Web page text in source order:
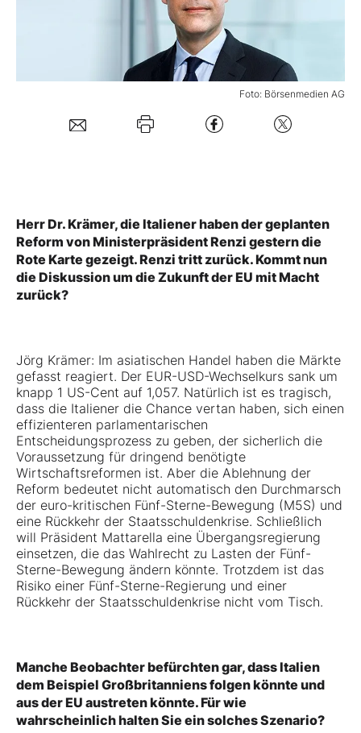
Mein Konto
Folgen Sie uns
Foto: Börsenmedien AG
Herr Dr. Krämer, die Italiener haben der geplanten
Reform von Ministerpräsident Renzi gestern die
Rote Karte gezeigt. Renzi tritt zurück. Kommt nun
die Diskussion um die Zukunft der EU mit Macht
zurück?
Jörg Krämer: Im asiatischen Handel haben die Märkte
gefasst reagiert. Der EUR-USD-Wechselkurs sank um
knapp 1 US-Cent auf 1,057. Natürlich ist es tragisch,
dass die Italiener die Chance vertan haben, sich einen
effizienteren parlamentarischen
Entscheidungsprozess zu geben, der sicherlich die
Voraussetzung für dringend benötigte
Wirtschaftsreformen ist. Aber die Ablehnung der
Reform bedeutet nicht automatisch den Durchmarsch
der euro-kritischen Fünf-Sterne-Bewegung (M5S) und
eine Rückkehr der Staatsschuldenkrise. Schließlich
will Präsident Mattarella eine Übergangsregierung
einsetzen, die das Wahlrecht zu Lasten der Fünf-
Sterne-Bewegung ändern könnte. Trotzdem ist das
Risiko einer Fünf-Sterne-Regierung und einer
Rückkehr der Staatsschuldenkrise nicht vom Tisch.
Manche Beobachter befürchten gar, dass Italien
dem Beispiel Großbritanniens folgen könnte und
aus der EU austreten könnte. Für wie
wahrscheinlich halten Sie ein solches Szenario?